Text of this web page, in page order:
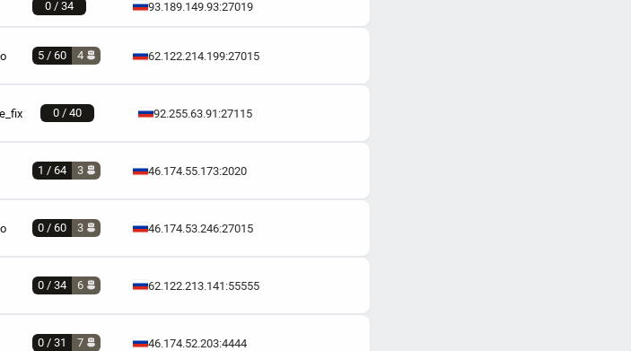
0 / 34 93.189.149.93:27019
5 / 60 4 62.122.214.199:27015
0 / 40 92.255.63.91:27115
1 / 64 3 46.174.55.173:2020
0 / 60 3 46.174.53.246:27015
0 / 34 6 62.122.213.141:55555
0 / 31 7 46.174.52.203:4444